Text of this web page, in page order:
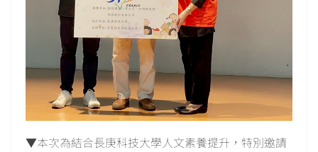
▼本次為結合長庚科技大學人文素養提升，特別邀請